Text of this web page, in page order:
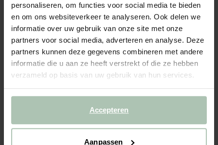
personaliseren, om functies voor social media te bieden
en om ons websiteverkeer te analyseren. Ook delen we
informatie over uw gebruik van onze site met onze
partners voor social media, adverteren en analyse. Deze
partners kunnen deze gegevens combineren met andere
informatie die u aan ze heeft verstrekt of die ze hebben
verzameld op basis van uw gebruik van hun services.
Accepteren
Aanpassen
linnen, wat zorgt voor een rustieke uitstralin...Lees meer
1 Model
VOEG TOE AAN WINKELMAND479.00€